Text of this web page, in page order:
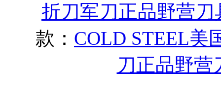
折刀军刀正品野营
款： COLD STEEL美
刀正品野营